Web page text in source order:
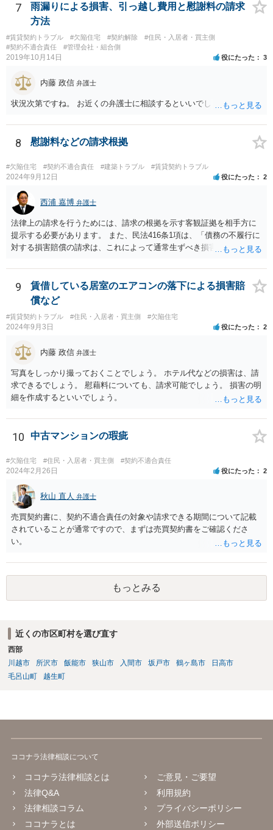
7
雨漏りによる損害、引っ越し費用と慰謝料の請求
方法
#賃貸契約トラブル #欠陥住宅 #契約解除
#住民・入居者・買主側
#契約不適合責任
#管理会社・組合側
2019年10月14日 役にたった 3
内藤 政信 弁護士
状況次第ですね。 お近くの弁護士に相談するといいでしょう。
8 慰謝料などの請求根拠
#欠陥住宅 #契約不適合責任 #建築トラブル #賃貸契約トラブル
2024年9月12日 役にたった 2
西浦 嘉博 弁護士
法律上の請求を行うためには、請求の根拠を示す客観証拠を相手方に
提示する必要があります。 また、民法416条1項は、「債務の不履行に
対する損害賠償の請求は、これによって通常生ずべき損害の賠償をさ
求が「通常生ずべき損害」の範囲に該当することを主張・疎明してい
く必要があります。 まず行うべきは、領収書などの損害を直接的に証
明する資料の準備。 次に該当の損害項目が、法律上の損害賠償請求の
範囲に該当することを疎明する前例（判例等）を調査するという形に
なると思われます。 相談者さんが自身で行うことが困難であれば、最
寄りの法律事務所に相談に行かれることをお勧めします。
9
賃借している居室のエアコンの落下による損害賠
償など
#賃貸契約トラブル #住民・入居者・買主側 #欠陥住宅
2024年9月3日 役にたった 2
内藤 政信 弁護士
写真をしっかり撮っておくことでしょう。 ホテル代などの損害は、請
求できるでしょう。 慰藉料についても、請求可能でしょう。 損害の明
細を作成するといいでしょう。
10 中古マンションの瑕疵
#欠陥住宅 #住民・入居者・買主側 #契約不適合責任
2024年2月26日 役にたった 2
秋山 直人 弁護士
売買契約書に、契約不適合責任の対象や請求できる期間について記載
されていることが通常ですので、まずは売買契約書をご確認くださ
い。
もっとみる
近くの市区町村を選び直す
西部
川越市
所沢市 飯能市 狭山市 入間市 坂戸市 鶴ヶ島市
日高市
毛呂山町
越生町
ココナラ法律相談について
ココナラ法律相談とは
法律Q&A
法律相談コラム
ココナラとは
ご意見・ご要望
利用規約
プライバシーポリシー
外部送信ポリシー